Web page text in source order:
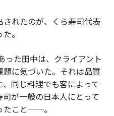
れたのが、くら寿司代表
。
った田中は、クライアント
に気づいた。それは品質
同じ料理でも客によって
が一般の日本人にとって
たこと──。